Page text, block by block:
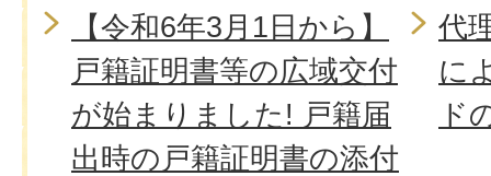
【令和6年3月1日から】
戸籍証明書等の広域交付
が始まりました! 戸籍届
出時の戸籍証明書の添付
代
に
ド